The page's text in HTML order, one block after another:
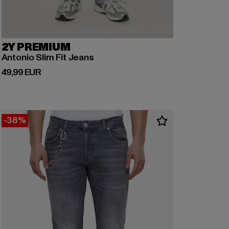
2Y PREMIUM
Antonio Slim Fit Jeans
49,99 EUR
Ajankohtainen hinta: 49,99 EUR
-38%